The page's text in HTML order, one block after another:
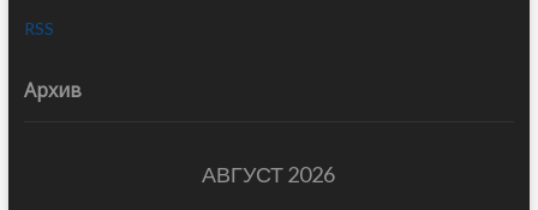
RSS
Архив
АВГУСТ 2026